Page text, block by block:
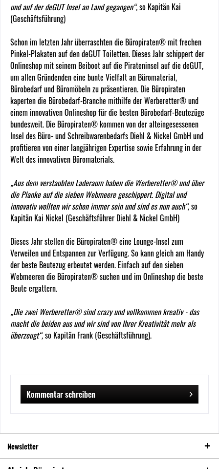
und auf der deGUT Insel an Land gegangen“,so Kapitän Kai
(Geschäftsführung)
Schon im letzten Jahr überraschten die Büropiraten® mit frechen
Pinkel-Plakaten auf den deGUT Toiletten. Dieses Jahr schippert der
Onlineshop mit seinem Beiboot auf die Pirateninsel auf die deGUT,
um allen Gründenden eine bunte Vielfalt an Büromaterial,
Bürobedarf und Büromöbeln zu präsentieren. Die Büropiraten
kaperten die Bürobedarf-Branche mithilfe der Werberetter® und
einem innovativen Onlineshop für die besten Bürobedarf-Beutezüge
bundesweit. Die Büropiraten® kommen von der alteingesessenen
Insel des Büro- und Schreibwarenbedarfs Diehl & Nickel GmbH und
profitieren von einer langjährigen Expertise sowie Erfahrung in der
Welt des innovativen Büromaterials.
„Aus dem verstaubten Laderaum haben die Werberetter® und über
die Planke auf die sieben Webmeere geschippert. Digital und
innovativ wollten wir schon immer sein und sind es nun auch“,so
Kapitän Kai Nickel (Geschäftsführer Diehl & Nickel GmbH)
Dieses Jahr stellen die Büropiraten® eine Lounge-Insel zum
Verweilen und Entspannen zur Verfügung. So kann gleich am Handy
der beste Beutezug erbeutet werden. Einfach auf den sieben
Webmeeren die Büropiraten® suchen und im Onlineshop die beste
Beute ergattern.
„Die zwei Werberetter® sind crazy und vollkommen kreativ - das
macht die beiden aus und wir sind von Ihrer Kreativität mehr als
überzeugt“,so Kapitän Frank (Geschäftsführung).
Kommentar schreiben
Newsletter